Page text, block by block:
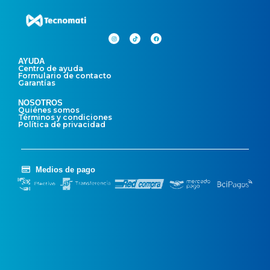
AYUDA
Centro de ayuda
Formulario de contacto
Garantías
NOSOTROS
Quiénes somos
Términos y condiciones
Política de privacidad
Medios de pago